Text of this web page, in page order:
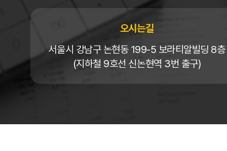
오시는길
서울시 강남구 논현동 199-5 보라티알빌딩 8층
(지하철 9호선 신논현역 3번 출구)